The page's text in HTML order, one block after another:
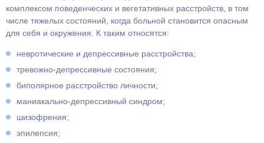
комплексом поведенческих и вегетативных расстройств, в том
числе тяжелых состояний, когда больной становится опасным
для себя и окружения. К таким относятся:
невротические и депрессивные расстройства;
тревожно-депрессивные состояния;
биполярное расстройство личности;
маниакально-депрессивный синдром;
шизофрения;
эпилепсия;